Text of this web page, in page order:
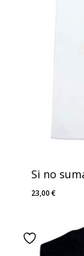
Si no
23,00€